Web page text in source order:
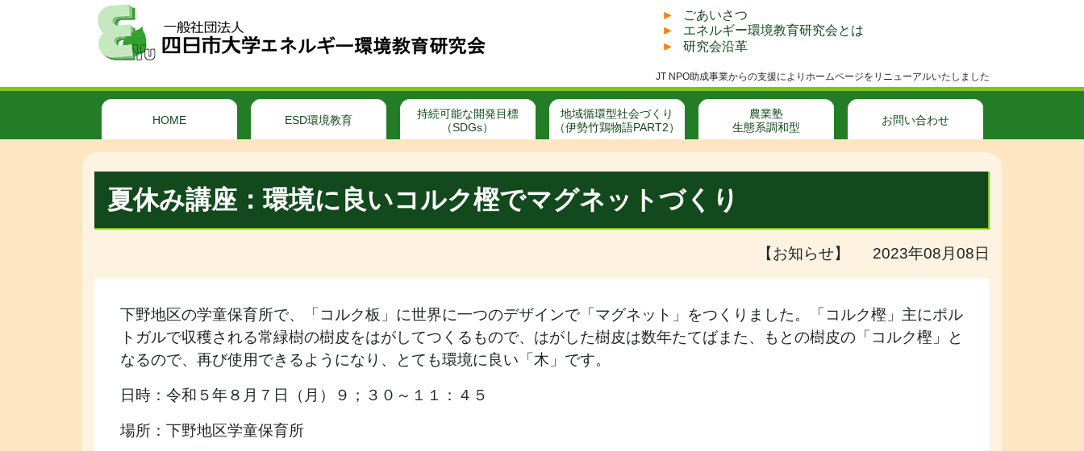
ごあいさつ
エネルギー環境教育研究会とは
研究会沿革
JT NPO助成事業からの支援によりホームページをリニューアルいたしました
HOME ESD環境教育
持続可能な開発目標
（SDGs）
地域循環型社会づくり
（伊勢竹鶏物語PART2）
農業塾
生態系調和型
お問い合わせ
夏休み講座：環境に良いコルク樫でマグネットづくり
【お知らせ】 2023年08月08日
下野地区の学童保育所で、「コルク板」に世界に一つのデザインで「マグネット」をつくりました。「コルク樫」主にポル
トガルで収穫される常緑樹の樹皮をはがしてつくるもので、はがした樹皮は数年たてばまた、もとの樹皮の「コルク樫」と
なるので、再び使用できるようになり、とても環境に良い「木」です。
日時：令和５年８月７日（月）９；３０～１１：４５
場所：下野地区学童保育所